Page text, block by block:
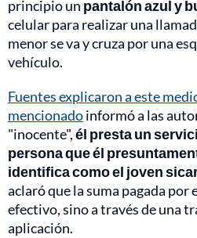
principio un pantalón azul y
celular para realizar una
menor se va y cruza por una
vehículo.
Fuentes explicaron a este
mencionadoinformó a las
"inocente",él presta un
persona que él
identifica como el joven
aclaró que la suma pagada por
efectivo, sino a través de una
aplicación.